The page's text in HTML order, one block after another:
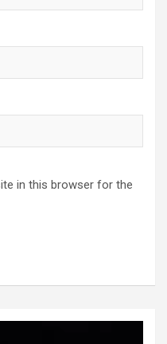
in this browser for the